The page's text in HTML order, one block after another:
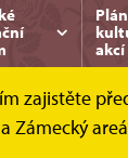
Plán
akcí
zajistěte
Zámecký